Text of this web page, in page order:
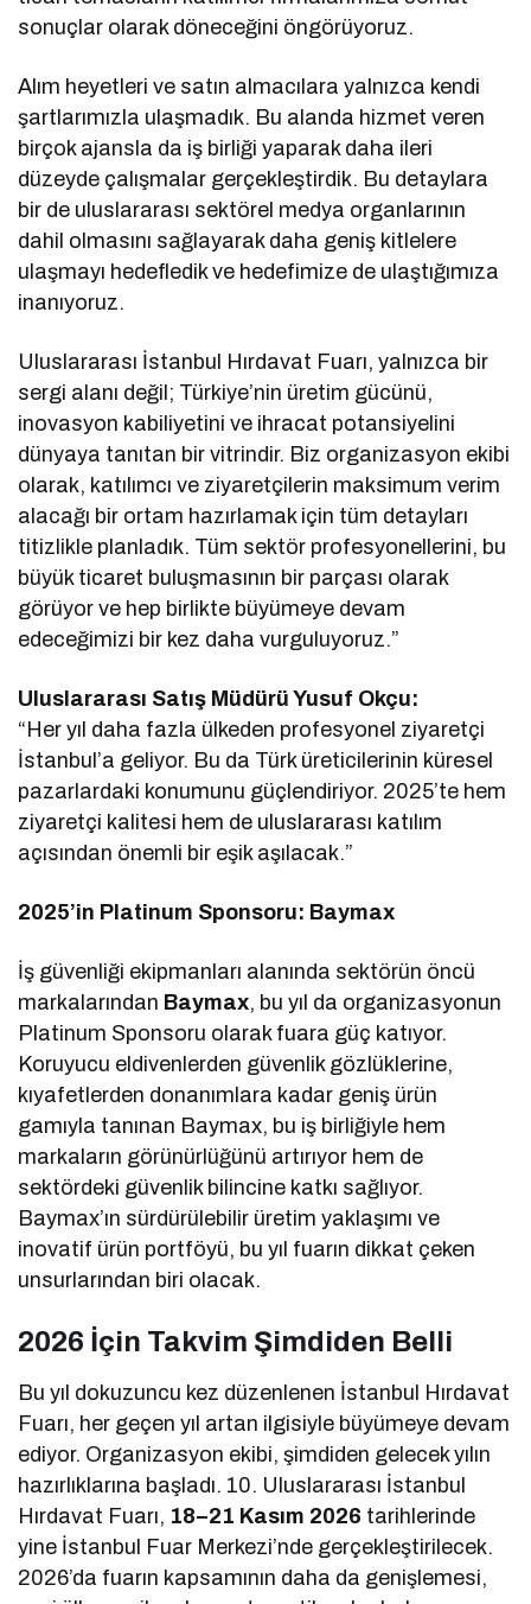
sonuçlar olarak döneceğini öngörüyoruz.
Alım heyetleri ve satın almacılara yalnızca kendi
şartlarımızla ulaşmadık. Bu alanda hizmet veren
birçok ajansla da iş birliği yaparak daha ileri
düzeyde çalışmalar gerçekleştirdik. Bu detaylara
bir de uluslararası sektörel medya organlarının
dahil olmasını sağlayarak daha geniş kitlelere
ulaşmayı hedefledik ve hedefimize de ulaştığımıza
inanıyoruz.
Uluslararası İstanbul Hırdavat Fuarı, yalnızca bir
sergi alanı değil; Türkiye’nin üretim gücünü,
inovasyon kabiliyetini ve ihracat potansiyelini
dünyaya tanıtan bir vitrindir. Biz organizasyon ekibi
olarak, katılımcı ve ziyaretçilerin maksimum verim
alacağı bir ortam hazırlamak için tüm detayları
titizlikle planladık. Tüm sektör profesyonellerini, bu
büyük ticaret buluşmasının bir parçası olarak
görüyor ve hep birlikte büyümeye devam
edeceğimizi bir kez daha vurguluyoruz.”
Uluslararası Satış Müdürü Yusuf Okçu:
“Her yıl daha fazla ülkeden profesyonel ziyaretçi
İstanbul’a geliyor. Bu da Türk üreticilerinin küresel
pazarlardaki konumunu güçlendiriyor. 2025’te hem
ziyaretçi kalitesi hem de uluslararası katılım
açısından önemli bir eşik aşılacak.”
2025’in Platinum Sponsoru: Baymax
İş güvenliği ekipmanları alanında sektörün öncü
markalarından Baymax, bu yıl da organizasyonun
Platinum Sponsoru olarak fuara güç katıyor.
Koruyucu eldivenlerden güvenlik gözlüklerine,
kıyafetlerden donanımlara kadar geniş ürün
gamıyla tanınan Baymax, bu iş birliğiyle hem
markaların görünürlüğünü artırıyor hem de
sektördeki güvenlik bilincine katkı sağlıyor.
Baymax’ın sürdürülebilir üretim yaklaşımı ve
inovatif ürün portföyü, bu yıl fuarın dikkat çeken
unsurlarından biri olacak.
2026 İçin Takvim Şimdiden Belli
Bu yıl dokuzuncu kez düzenlenen İstanbul Hırdavat
Fuarı, her geçen yıl artan ilgisiyle büyümeye devam
ediyor. Organizasyon ekibi, şimdiden gelecek yılın
hazırlıklarına başladı. 10. Uluslararası İstanbul
Hırdavat Fuarı, 18–21 Kasım 2026 tarihlerinde
yine İstanbul Fuar Merkezi’nde gerçekleştirilecek.
2026’da fuarın kapsamının daha da genişlemesi,